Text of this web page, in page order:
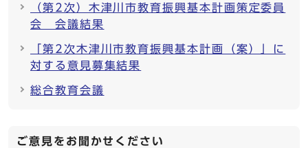
（第2次）木津川市教育振興基本計画策定委員
会 会議結果
「第2次木津川市教育振興基本計画（案）」に
対する意見募集結果
総合教育会議
ご意見をお聞かせください